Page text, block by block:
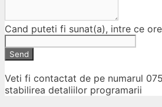
Cand puteti fi sunat(a), intre ce
Send
Veti fi contactat de pe numarul
stabilirea detaliilor programarii